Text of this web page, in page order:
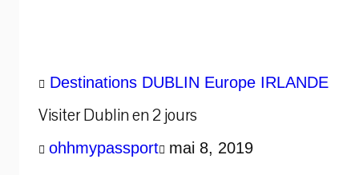
Destinations DUBLIN Europe IRLANDE
Visiter Dublin en 2 jours
ohhmypassport mai 8, 2019